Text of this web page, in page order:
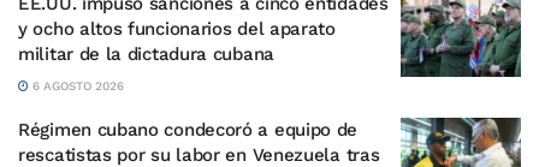
y ocho altos funcionarios del aparato
militar de la dictadura cubana
6 AGOSTO 2026
Régimen cubano condecoró a equipo de
rescatistas por su labor en Venezuela tras